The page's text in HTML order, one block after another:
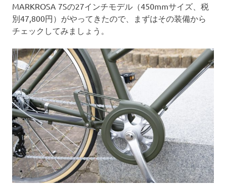
MARKROSA 7Sの27インチモデル（450mmサイズ、税
別47,800円）がやってきたので、まずはその装備から
チェックしてみましょう。